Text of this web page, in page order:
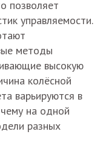
позволяет
управляемости.
методы
высокую
колёсной
варьируются в
на одной
разных